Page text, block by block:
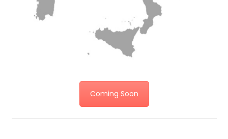
Coming Soon